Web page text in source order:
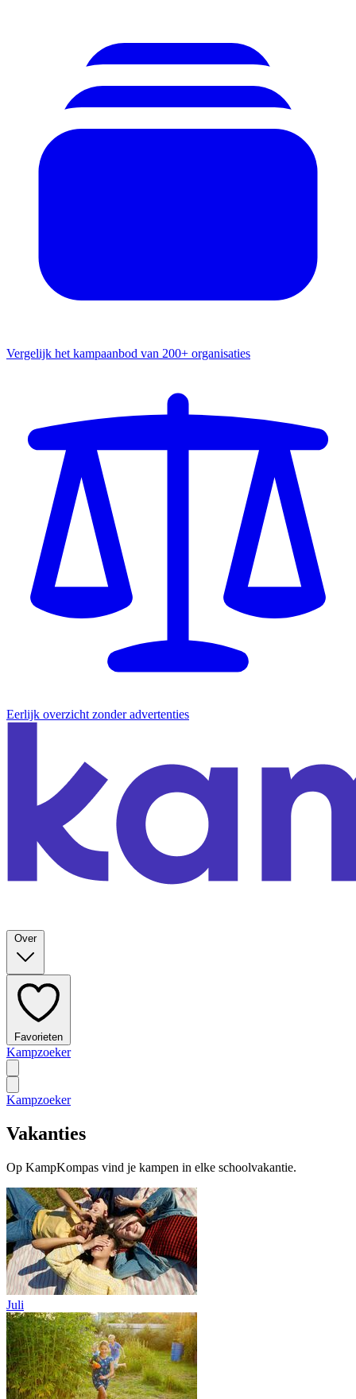
Vergelijk het kampaanbod van 200+ organisaties
Eerlijk overzicht zonder advertenties
Over
Favorieten
Kampzoeker
Kampzoeker
Vakanties
Op KampKompas vind je kampen in elke schoolvakantie.
Juli